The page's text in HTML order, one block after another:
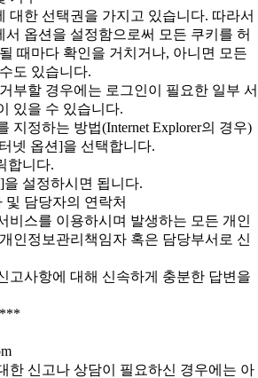
대한 선택권을 가지고 있습니다. 따라서
옵션을 설정함으로써 모든 쿠키를 허
때마다 확인을 거치거나, 아니면 모든
도 있습니다.
부할 경우에는 로그인이 필요한 일부 서
있을 수 있습니다.
지정하는 방법(Internet Explorer의 경우)
넷 옵션]을 선택합니다.
합니다.
설정하시면 됩니다.
및 담당자의 연락처
비스를 이용하시며 발생하는 모든 개인
인정보관리책임자 혹은 담당부서로 신
고사항에 대해 신속하게 충분한 답변을
***
한 신고나 상담이 필요하신 경우에는 아